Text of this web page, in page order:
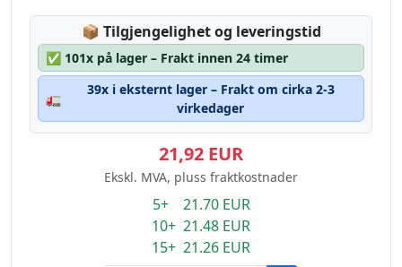
📦 Lagerstatus:
Tilgjengelighet og leveringstid
✅ 101x på lager – Frakt innen 24 timer
🚛
39x i eksternt lager – Frakt om cirka 2-3
virkedager
21,92 EUR
Ekskl. MVA, pluss fraktkostnader
5+ 21.70 EUR
10+ 21.48 EUR
15+ 21.26 EUR